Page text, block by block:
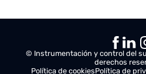
Plataforma
monitorización y